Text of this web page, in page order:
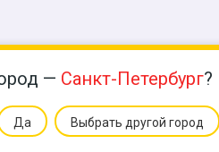
— Санкт-Петербург?
Да Выбрать другой город
Цены